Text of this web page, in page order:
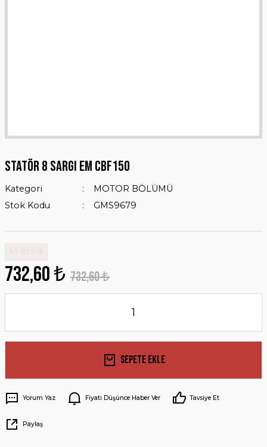
STATÖR 8 SARGI EM CBF150
Kategori
MOTOR BÖLÜMÜ
Stok Kodu
GMS9679
732,60 ₺ 732,60 ₺
Sepete Ekle
Yorum Yaz Fiyatı Düşünce Haber Ver Tavsiye Et
Paylaş